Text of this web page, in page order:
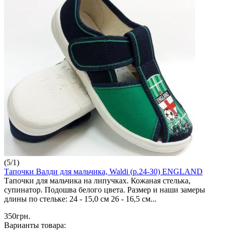
(5/1)
Тапочки Валди для мальчика, Waldi (р.24-30) ENGLAND
Тапочки для мальчика на липучках. Кожаная стелька,
супинатор. Подошва белого цвета. Размер и наши замеры
длины по стельке: 24 - 15,0 см 26 - 16,5 см...
350грн.
Варианты товара: